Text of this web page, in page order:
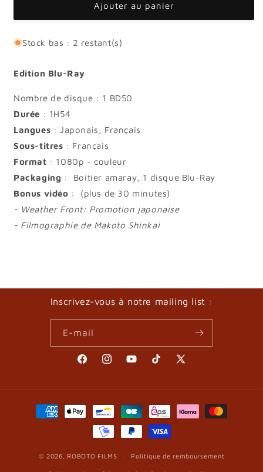
Les
du
Edition
Blu-
Ray
Les
du
Edition
Ray
Ajouter au panier
Stock bas : 2 restant(s)
Edition Blu-Ray
Nombre de disque : 1 BD50
Durée : 1H54
Langues : Japonais, Français
Sous-titres : Français
Format : 1080p - couleur
Packaging :
Boitier amaray, 1 disque Blu-Ray
Bonus vidéo :
(plus de 30 minutes)
- Weather Front: Promotion japonaise
- Filmographie de Makoto Shinkai
Inscrivez-vous à notre mailing list :
E-mail
FacebookInstagramYouTubeTikTok X
Moyens
© 2026, ROBOTO FILMS Politique de remboursement